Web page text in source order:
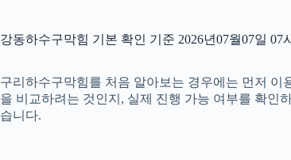
강동하수구막힘 기본 확인 기준 2026년07월07일 07
구리하수구막힘를 처음 알아보는 경우에는 먼저 이
을 비교하려는 것인지, 실제 진행 가능 여부를 확인
습니다.